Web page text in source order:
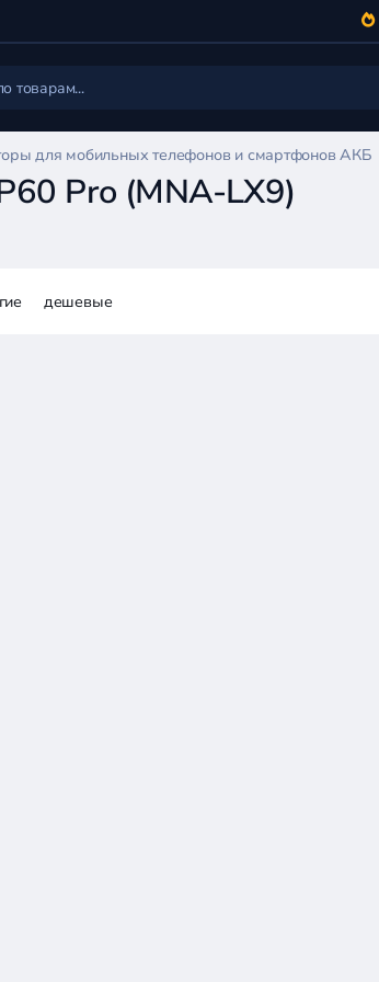
для мобильных телефонов и смартфонов АКБ
Pro (MNA-LX9)
дешевые